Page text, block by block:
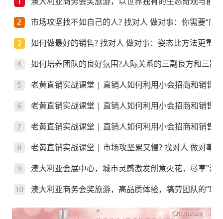
市场攻坚找不如自己的人? 找对人 做对事：你需要“向
如何做最好的销售? 找对人 做对事：姿态比方法更重要!
如何培养团队的良好氛围?人际关系的三副良方和三副
老黄直销实战课堂 | 直销人如何利用小会招商和销售
老黄直销实战课堂 | 直销人如何利用小会招商和销售
老黄直销实战课堂 | 直销人如何利用小会招商和销售
老黄直销实战课堂 | 市场攻坚累又慢? 找对人 做对事
澳大利亚会展中心，城市灵感激发创意火花，尽享“澳”
澳大利亚商务会奖旅游，高品质体验，犒劳团队的“玩”